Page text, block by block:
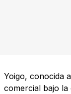
Yoigo, conocida
comercial bajo